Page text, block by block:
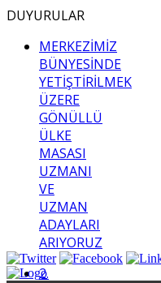
DUYURULAR
MERKEZİMİZ
BÜNYESİNDE
YETİŞTİRİLMEK
ÜZERE
GÖNÜLLÜ
ÜLKE
MASASI
UZMANI
VE
UZMAN
ADAYLARI
ARIYORUZ
2.